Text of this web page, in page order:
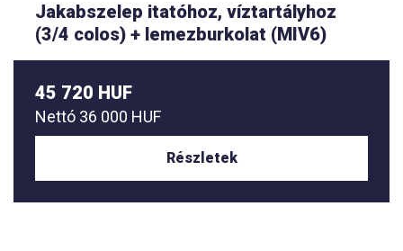
Jakabszelep itatóhoz, víztartályhoz
(3/4 colos) + lemezburkolat (MIV6)
45 720 HUF
Nettó 36 000 HUF
Részletek